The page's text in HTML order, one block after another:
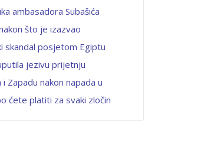
ambasadora Subašića
što je izazvao
skandal posjetom Egiptu
jezivu prijetnju
Zapadu nakon napada u
ćete platiti za svaki zločin